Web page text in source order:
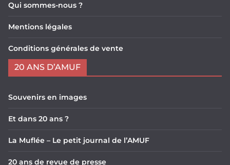
Qui sommes-nous ?
Mentions légales
Conditions générales de vente
20 ANS D’AMUF
Souvenirs en images
Et dans 20 ans ?
La Muflée – Le petit journal de l’AMUF
20 ans de revue de presse